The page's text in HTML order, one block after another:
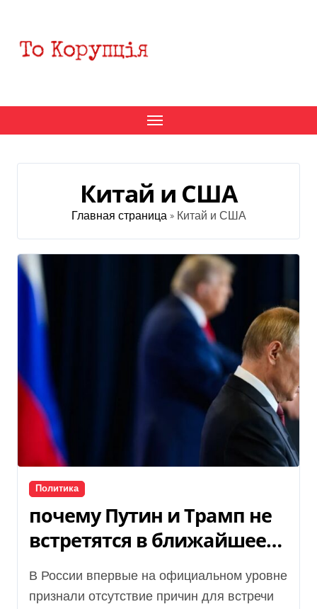
содержанию
Китай и США
Главная страница» Китай и США
Политика
почему Путин и Трамп не
встретятся в ближайшее
время
В России впервые на официальном уровне
признали отсутствие причин для встречи